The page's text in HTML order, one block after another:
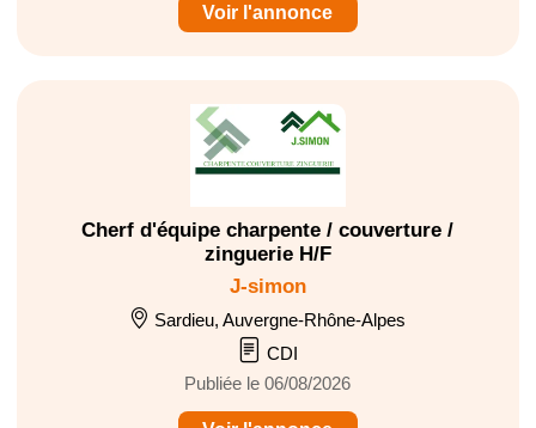
Voir l'annonce
Cherf d'équipe charpente / couverture /
zinguerie H/F
J-simon
Sardieu, Auvergne-Rhône-Alpes
CDI
Publiée le 06/08/2026